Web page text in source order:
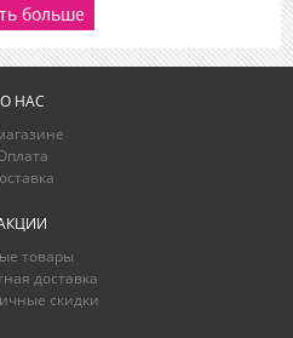
больше
О НАС
товары
доставка
скидки